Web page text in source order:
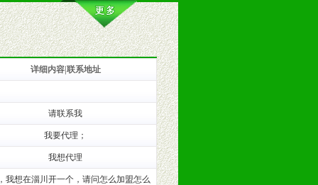
详细内容|联系地址
请联系我
我要代理；
我想代理
我想在淄川开一个，请问怎么加盟怎么